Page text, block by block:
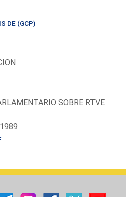
DE (GCP)
SOBRE RTVE